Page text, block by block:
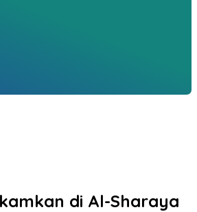
di Al-Sharaya